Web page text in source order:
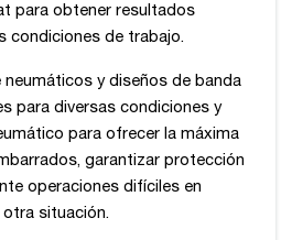
para obtener resultados
condiciones de trabajo.
neumáticos y diseños de banda
para diversas condiciones y
para ofrecer la máxima
garantizar protección
operaciones difíciles en
situación.